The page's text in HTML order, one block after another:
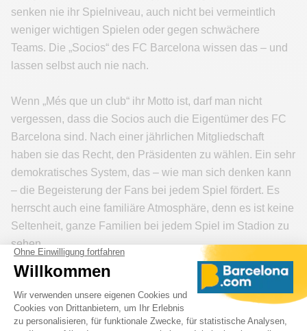
senken nie ihr Spielniveau, auch nicht bei vermeintlich
weniger wichtigen Spielen oder gegen schwächere
Teams. Die „Socios“ des FC Barcelona wissen das – und
lassen selbst auch nie nach.
Wenn „Més que un club“ ihr Motto ist, darf man nicht
vergessen, dass die Socios auch die Eigentümer des FC
Barcelona sind. Nach einer jährlichen Mitgliedschaft
haben sie das Recht, den Präsidenten zu wählen. Ein sehr
demokratisches System, das – wie man sich denken kann
– die Begeisterung der Fans bei jedem Spiel fördert. Es
herrscht auch eine familiäre Atmosphäre, denn es ist keine
Seltenheit, ganze Familien bei jedem Spiel im Stadion zu
sehen.
Nun ist es an Ihnen, diese unvergleichliche Emotion selbst
zu erleben und ein Spiel im Camp Nou, dem Stadion von
Barcelona, zu besuchen – indem Sie Ihr Ticket für das